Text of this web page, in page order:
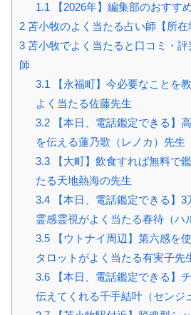
1.1 【2026年】編集部のおすす
2 苫小牧のよく当たる占い師【所在
3 苫小牧でよく当たると口コミ・
師
3.1 【永福町】今必要なことを
よく当たる佐藤先生
3.2【本日、電話鑑定できる】
を伝える蓮乃歌（レノカ）先生
3.3【大町】飲食すれば無料で
たる天地熱海の先生
3.4【本日、電話鑑定できる】3
霊感霊視がよく当たる春待（ハ
3.5【ウトナイ周辺】第六感を
タロットがよく当たる有実子先
3.6【本日、電話鑑定できる】
伝えてくれる千手結叶（センジ